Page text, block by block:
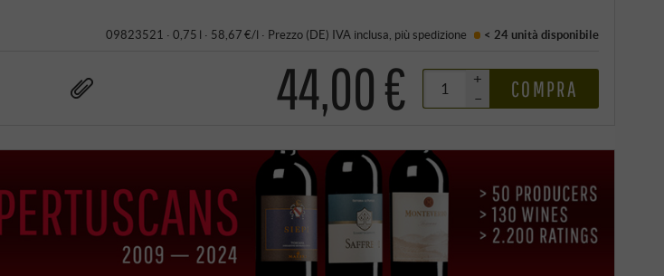
09823521 · 0,75 l · 58,67 €/l · Prezzo (DE) IVA inclusa , più spedizione < 24 unità disponibile
44,00 €
+
–
COMPRA